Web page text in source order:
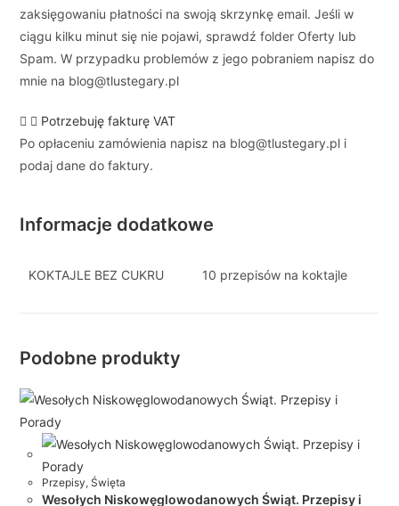
zaksięgowaniu płatności na swoją skrzynkę email. Jeśli w
ciągu kilku minut się nie pojawi, sprawdź folder Oferty lub
Spam. W przypadku problemów z jego pobraniem napisz do
mnie na blog@tlustegary.pl
Potrzebuję fakturę VAT
Po opłaceniu zamówienia napisz na blog@tlustegary.pl i
podaj dane do faktury.
Informacje dodatkowe
KOKTAJLE BEZ CUKRU 10 przepisów na koktajle
Podobne produkty
Przepisy,Święta
Wesołych Niskowęglowodanowych Świąt. Przepisy i